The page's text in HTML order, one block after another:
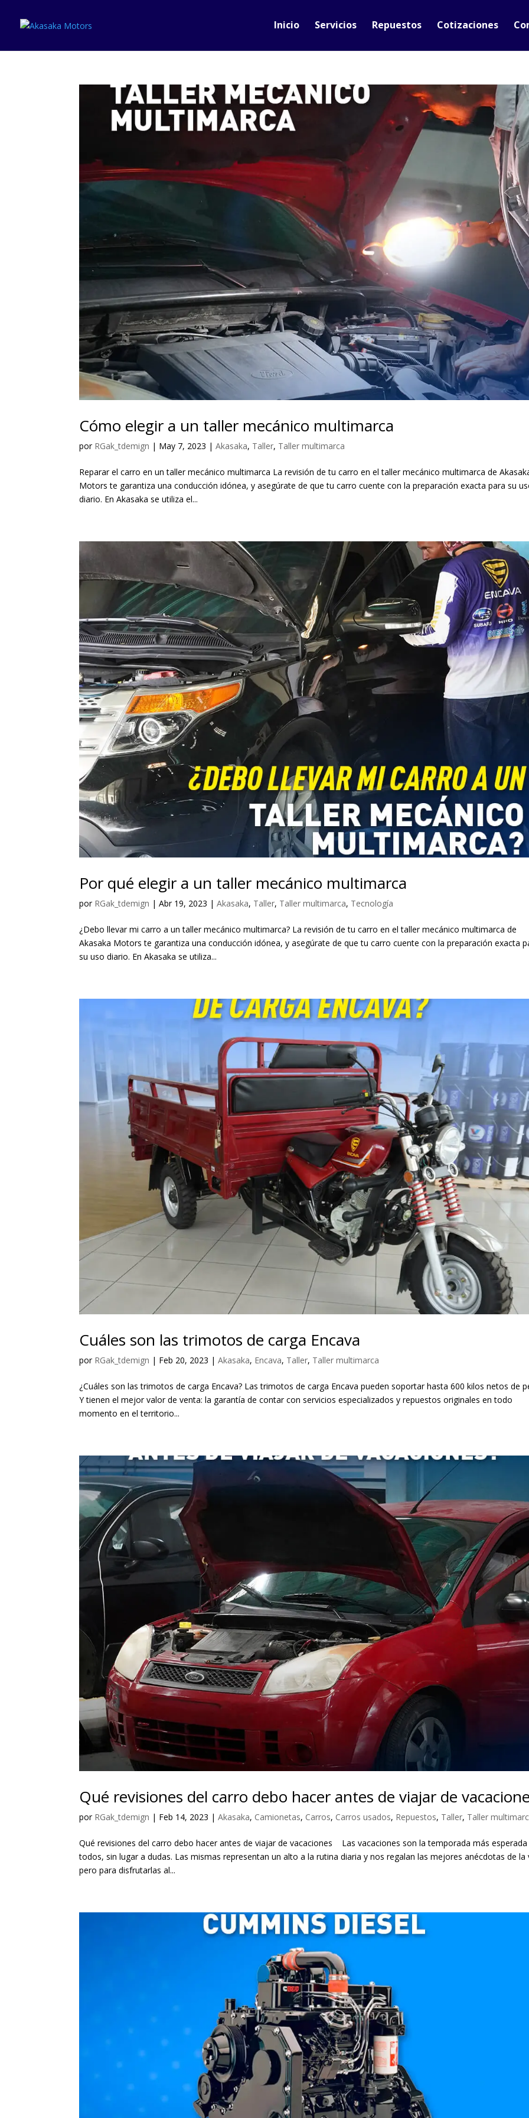
Inicio Servicios Repuestos Cotizaciones
Cómo elegir a un taller mecánico multimarca
por RGak_tdemign | May 7, 2023 |Akasaka, Taller, Taller multimarca
Reparar el carro en un taller mecánico multimarca La revisión de tu carro en el taller mecánico multimarca de
Motors te garantiza una conducción idónea, y asegúrate de que tu carro cuente con la preparación exacta para su
diario. En Akasaka se utiliza el...
Por qué elegir a un taller mecánico multimarca
por RGak_tdemign |Abr 19, 2023 |Akasaka, Taller, Taller multimarca, Tecnología
¿Debo llevar mi carro a un taller mecánico multimarca? La revisión de tu carro en el taller mecánico multimarca de
Akasaka Motors te garantiza una conducción idónea, y asegúrate de que tu carro cuente con la preparación exacta
su uso diario. En Akasaka se utiliza...
Cuáles son las trimotos de carga Encava
por RGak_tdemign | Feb 20, 2023 |Akasaka, Encava, Taller, Taller multimarca
¿Cuáles son las trimotos de carga Encava? Las trimotos de carga Encava pueden soportar hasta 600 kilos netos de
Y tienen el mejor valor de venta: la garantía de contar con servicios especializados y repuestos originales en todo
momento en el territorio...
Qué revisiones del carro debo hacer antes de viajar de
por RGak_tdemign | Feb 14, 2023 |Akasaka, Camionetas, Carros, Carros usados, Repuestos, Taller, Taller
Qué revisiones del carro debo hacer antes de viajar de vacaciones Las vacaciones son la temporada más
todos, sin lugar a dudas. Las mismas representan un alto a la rutina diaria y nos regalan las mejores anécdotas de la
pero para disfrutarlas al...